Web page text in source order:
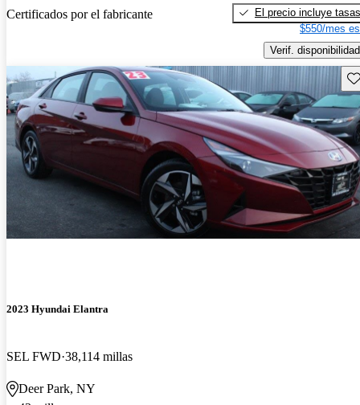
Certificados por el fabricante
El precio incluye tasas
$550/mes
Verif. disponibilidad
2023 Hyundai Elantra
SEL FWD 38,114 millas
Deer Park, NY